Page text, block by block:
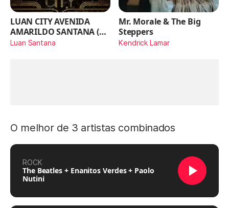
LUAN CITY AVENIDA
AMARILDO SANTANA (Ao
Vivo)
Luan Santana
Mr. Morale & The Big
Steppers
Kendrick Lamar
O melhor de 3 artistas combinados
ROCK
The Beatles + Enanitos Verdes + Paolo
Nutini